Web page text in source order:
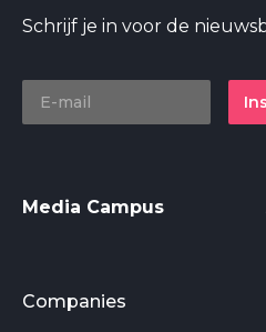
Schrijf je in voor de
Media Campus
Companies